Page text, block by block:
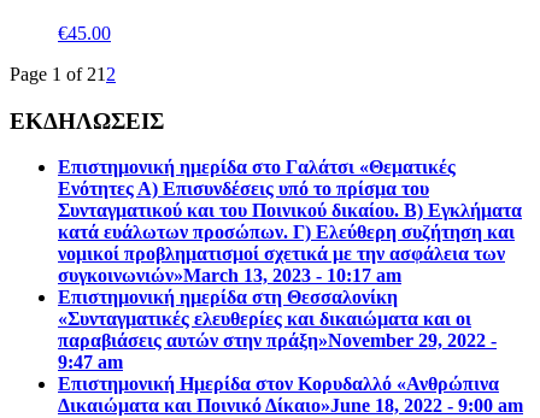
€45.00
Page 1 of 21 2
ΕΚΔΗΛΩΣΕΙΣ
Επιστημονική ημερίδα στο Γαλάτσι «Θεματικές
Ενότητες Α) Επισυνδέσεις υπό το πρίσμα του
Συνταγματικού και του Ποινικού δικαίου. Β) Εγκλήματα
κατά ευάλωτων προσώπων. Γ) Ελεύθερη συζήτηση και
νομικοί προβληματισμοί σχετικά με την ασφάλεια των
συγκοινωνιών»March 13, 2023 - 10:17 am
Επιστηµονική ηµερίδα στη Θεσσαλονίκη
«Συνταγµατικές ελευθερίες και δικαιώµατα και οι
παραβιάσεις αυτών στην πράξη»November 29, 2022 -
9:47 am
Επιστημονική Ημερίδα στον Κορυδαλλό «Ανθρώπινα
Δικαιώματα και Ποινικό Δίκαιο»June 18, 2022 - 9:00 am